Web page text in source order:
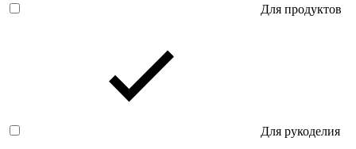
Для продуктов
Для рукоделия